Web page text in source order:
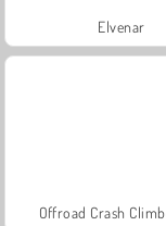
Elvenar
Offroad Crash